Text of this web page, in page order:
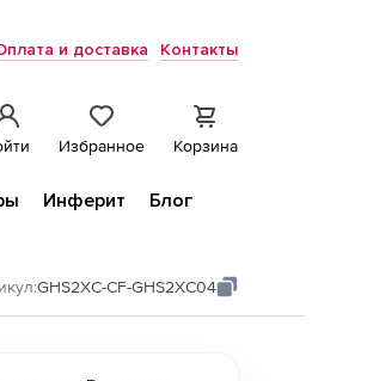
и доставка Контакты
Избранное Корзина
Инферит
Блог
GHS2XC-CF-GHS2XC04